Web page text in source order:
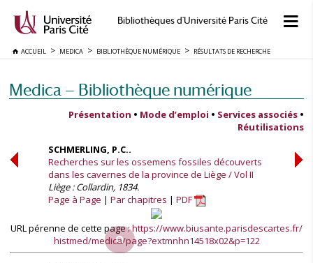
Bibliothèques d'Université Paris Cité
ACCUEIL MEDICA BIBLIOTHÈQUE NUMÉRIQUE RÉSULTATS DE RECHERCHE
Medica — Bibliothèque numérique
Présentation • Mode d’emploi • Services associés •
Réutilisations
SCHMERLING, P.C..
Recherches sur les ossemens fossiles découverts
dans les cavernes de la province de Liège / Vol II
Liège : Collardin, 1834.
Page à Page
Par chapitres PDF
URL pérenne de cette page :https://www.biusante.parisdescartes.fr/
histmed/medica/page?extmnhn14518x02&p=122